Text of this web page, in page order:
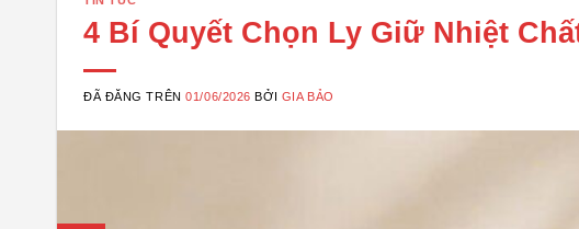
4 Bí Quyết Chọn Ly Giữ Nhiệt
ĐÃ ĐĂNG TRÊN01/06/2026 BỞI GIA BẢO